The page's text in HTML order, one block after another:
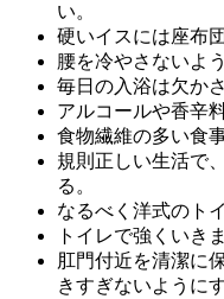
い。
硬いイスには座布
腰を冷やさないよ
毎日の入浴は欠か
アルコールや香辛
食物繊維の多い食
規則正しい生活で
る。
なるべく洋式のト
トイレで強くいき
肛門付近を清潔に
きすぎないように